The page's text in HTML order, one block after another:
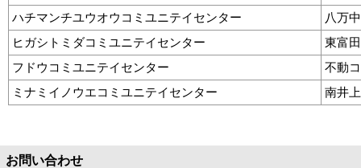
ハチマンチユウオウコミユニテイセンター
八万
ヒガシトミダコミユニテイセンター
東富
フドウコミユニテイセンター
不動
ミナミイノウエコミユニテイセンター
南井
お問い合わせ